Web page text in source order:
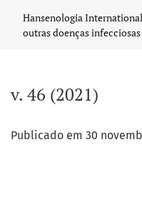
Hansenologia
outras doenças infecciosas
v. 46 (2021)
Publicado em 30